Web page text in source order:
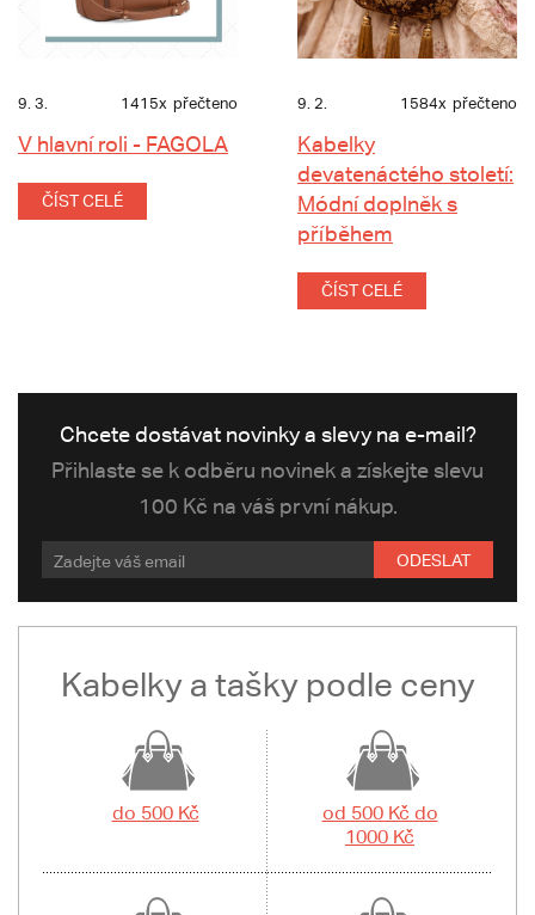
9. 3. 1415x přečteno
V hlavní roli - FAGOLA
ČÍST CELÉ
9. 2. 1584x přečteno
Kabelky
devatenáctého století:
Módní doplněk s
příběhem
ČÍST CELÉ
Chcete dostávat novinky a slevy na e-mail?
Přihlaste se k odběru novinek a získejte slevu
100 Kč na váš první nákup.
ODESLAT
Kabelky a tašky podle ceny
do 500 Kč
od 500 Kč do
1000 Kč